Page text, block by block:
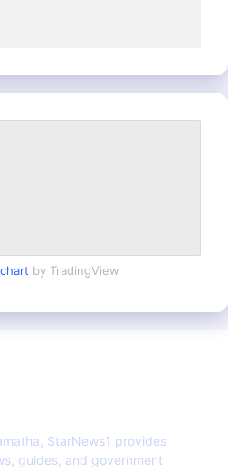
by TradingView
StarNews1 provides
guides, and government